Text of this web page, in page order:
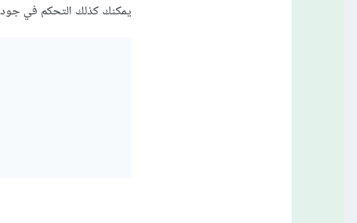
يمكنك كذلك التحكم في